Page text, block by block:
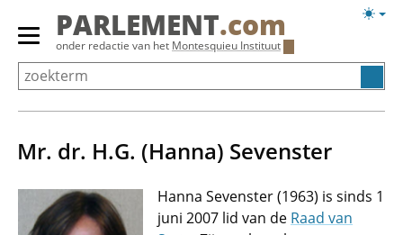
Overslaan
Primair
menu
tonen/verbergen
PARLEMENT.com
onder redactie van het Montesquieu Instituut
Mr. dr. H.G. (Hanna) Sevenster
Hanna Sevenster (1963) is sinds 1
juni 2007 lid van de Raad van